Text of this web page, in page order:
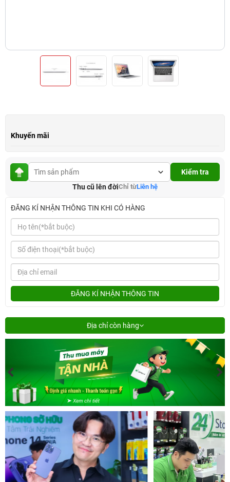
Khuyến mãi
Kiểm tra
Thu cũ lên đờiChỉ từLiên hệ
ĐĂNG KÍ NHẬN THÔNG TIN KHI CÓ HÀNG
ĐĂNG KÍ NHẬN THÔNG TIN
Địa chỉ còn hàng